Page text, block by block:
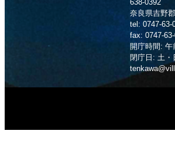
638-0392
奈良県吉野
tel: 0747-63-
fax: 0747-
開庁時間: 午
閉庁日: 土・